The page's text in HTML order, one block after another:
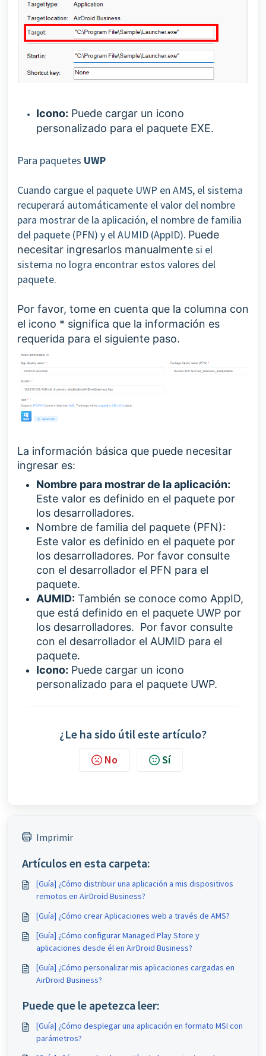
Icono: Puede cargar un icono
personalizado para el paquete EXE.
Para paquetes UWP
Cuando cargue el paquete UWP en AMS, el sistema
recuperará automáticamente el valor del nombre
para mostrar de la aplicación, el nombre de familia
del paquete (PFN) y el AUMID (AppID). Puede
necesitar ingresarlos manualmentesi el
sistema no logra encontrar estos valores del
paquete.
Por favor, tome en cuenta que la columna con
el icono * significa que la información es
requerida para el siguiente paso.
La información básica que puede necesitar
ingresar es:
Nombre para mostrar de la aplicación:
Este valor es definido en el paquete por
los desarrolladores.
Nombre de familia del paquete (PFN):
Este valor es definido en el paquete por
los desarrolladores. Por favor consulte
con el desarrollador el PFN para el
paquete.
AUMID: También se conoce como AppID,
que está definido en el paquete UWP por
los desarrolladores. Por favor consulte
con el desarrollador el AUMID para el
paquete.
Icono: Puede cargar un icono
personalizado para el paquete UWP.
¿Le ha sido útil este artículo?
No Sí
Imprimir
Artículos en esta carpeta:
[Guía] ¿Cómo distribuir una aplicación a mis dispositivos
remotos en AirDroid Business?
[Guía] ¿Cómo crear Aplicaciones web a través de AMS?
[Guía] ¿Cómo configurar Managed Play Store y
aplicaciones desde él en AirDroid Business?
[Guía] ¿Cómo personalizar mis aplicaciones cargadas en
AirDroid Business?
Puede que le apetezca leer:
[Guía] ¿Cómo desplegar una aplicación en formato MSI con
parámetros?